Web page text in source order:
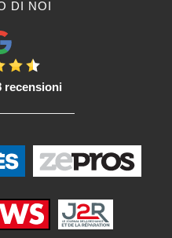
DI NOI
recensioni